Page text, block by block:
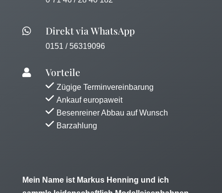
 Direkt via WhatsApp
0151 / 56319096
 Vorteile
Zügige Terminvereinbarung
Ankauf europaweit
Besenreiner Abbau auf Wunsch
Barzahlung
Mein Name ist Markus Henning und ich